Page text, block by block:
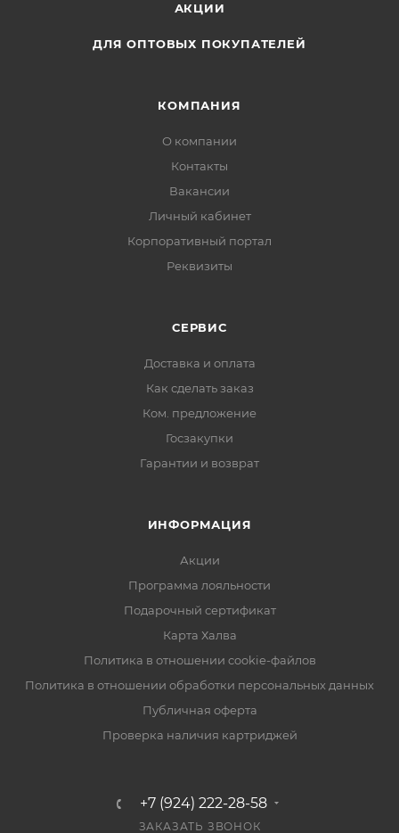
АКЦИИ
ДЛЯ ОПТОВЫХ ПОКУПАТЕЛЕЙ
КОМПАНИЯ
О компании
Контакты
Вакансии
Личный кабинет
Корпоративный портал
Реквизиты
СЕРВИС
Доставка и оплата
Как сделать заказ
Ком. предложение
Госзакупки
Гарантии и возврат
ИНФОРМАЦИЯ
Акции
Программа лояльности
Подарочный сертификат
Карта Халва
Политика в отношении cookie-файлов
Политика в отношении обработки персональных данных
Публичная оферта
Проверка наличия картриджей
+7 (924) 222-28-58
ЗАКАЗАТЬ ЗВОНОК